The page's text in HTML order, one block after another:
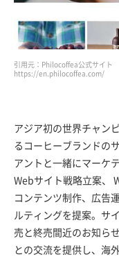
引用元：Philocoffea公式サイト
https://en.philocoffea.com/
アジア初の世界チャン
るコーヒーブランドの
アントと一緒にマーケ
Webサイト戦略立案、
コンテンツ制作、広告
ルティングを提案。サ
売と終売間近のお知ら
との交流を提供し、海